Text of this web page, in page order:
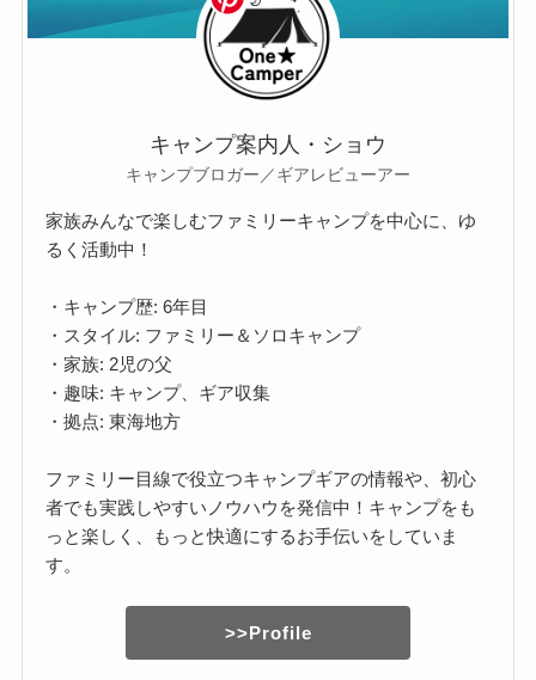
キャンプ案内人・ショウ
キャンプブロガー／ギアレビューアー
家族みんなで楽しむファミリーキャンプを中心に、ゆ
るく活動中！
・キャンプ歴: 6年目
・スタイル: ファミリー＆ソロキャンプ
・家族: 2児の父
・趣味: キャンプ、ギア収集
・拠点: 東海地方
ファミリー目線で役立つキャンプギアの情報や、初心
者でも実践しやすいノウハウを発信中！キャンプをも
っと楽しく、もっと快適にするお手伝いをしていま
す。
>>Profile